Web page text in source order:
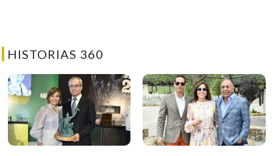
HISTORIAS 360